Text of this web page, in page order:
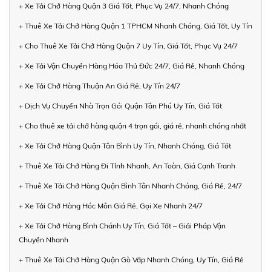
+ Xe Tải Chở Hàng Quận 3 Giá Tốt, Phục Vụ 24/7, Nhanh Chóng
+ Thuê Xe Tải Chở Hàng Quận 1 TPHCM Nhanh Chóng, Giá Tốt, Uy Tín
+ Cho Thuê Xe Tải Chở Hàng Quận 7 Uy Tín, Giá Tốt, Phục Vụ 24/7
+ Xe Tải Vận Chuyển Hàng Hóa Thủ Đức 24/7, Giá Rẻ, Nhanh Chóng
+ Xe Tải Chở Hàng Thuận An Giá Rẻ, Uy Tín 24/7
+ Dịch Vụ Chuyển Nhà Trọn Gói Quận Tân Phú Uy Tín, Giá Tốt
+ Cho thuê xe tải chở hàng quận 4 trọn gói, giá rẻ, nhanh chóng nhất
+ Xe Tải Chở Hàng Quận Tân Bình Uy Tín, Nhanh Chóng, Giá Tốt
+ Thuê Xe Tải Chở Hàng Đi Tỉnh Nhanh, An Toàn, Giá Cạnh Tranh
+ Thuê Xe Tải Chở Hàng Quận Bình Tân Nhanh Chóng, Giá Rẻ, 24/7
+ Xe Tải Chở Hàng Hóc Môn Giá Rẻ, Gọi Xe Nhanh 24/7
+ Xe Tải Chở Hàng Bình Chánh Uy Tín, Giá Tốt – Giải Pháp Vận
Chuyển Nhanh
+ Thuê Xe Tải Chở Hàng Quận Gò Vấp Nhanh Chóng, Uy Tín, Giá Rẻ